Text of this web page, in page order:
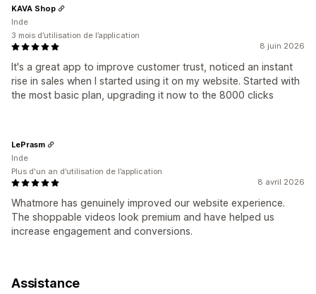
8 juin 2026
It's a great app to improve customer trust, noticed an instant
rise in sales when I started using it on my website. Started with
the most basic plan, upgrading it now to the 8000 clicks
KAVA Shop
Inde
3 mois d’utilisation de l’application
8 avril 2026
Whatmore has genuinely improved our website experience.
The shoppable videos look premium and have helped us
increase engagement and conversions.
LePrasm
Inde
Plus d'un an d’utilisation de l’application
Assistance